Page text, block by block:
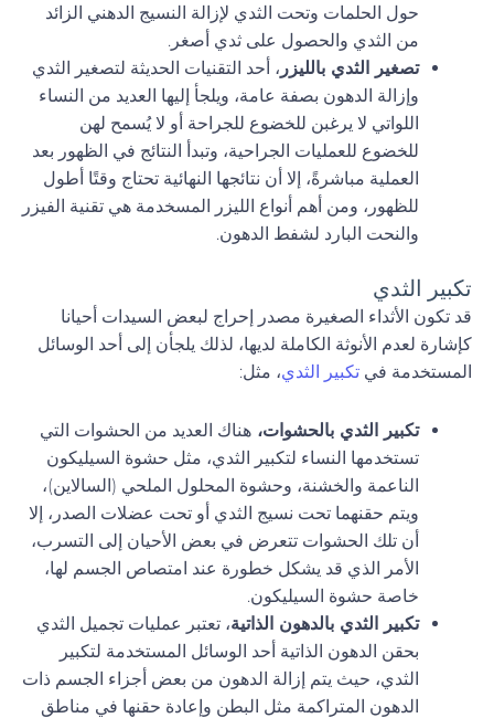
حول الحلمات وتحت الثدي لإزالة النسيج الدهني الزائد
من الثدي والحصول على ثدي أصغر.
تصغير الثدي بالليزر ، أحد التقنيات الحديثة لتصغير الثدي
وإزالة الدهون بصفة عامة، ويلجأ إليها العديد من النساء
اللواتي لا يرغبن للخضوع للجراحة أو لا يُسمح لهن
للخضوع للعمليات الجراحية، وتبدأ النتائج في الظهور بعد
العملية مباشرةً، إلا أن نتائجها النهائية تحتاج وقتًا أطول
للظهور، ومن أهم أنواع الليزر المسخدمة هي تقنية الفيزر
والنحت البارد لشفط الدهون.
تكبير الثدي
قد تكون الأثداء الصغيرة مصدر إحراج لبعض السيدات أحيانا
كإشارة لعدم الأنوثة الكاملة لديها، لذلك يلجأن إلى أحد الوسائل
المستخدمة في تكبير الثدي، مثل:
تكبير الثدي بالحشوات، هناك العديد من الحشوات التي
تستخدمها النساء لتكبير الثدي، مثل حشوة السيليكون
الناعمة والخشنة، وحشوة المحلول الملحي (السالاين)،
ويتم حقنهما تحت نسيج الثدي أو تحت عضلات الصدر، إلا
أن تلك الحشوات تتعرض في بعض الأحيان إلى التسرب،
الأمر الذي قد يشكل خطورة عند امتصاص الجسم لها،
خاصة حشوة السيليكون.
تكبير الثدي بالدهون الذاتية، تعتبر عمليات تجميل الثدي
بحقن الدهون الذاتية أحد الوسائل المستخدمة لتكبير
الثدي، حيث يتم إزالة الدهون من بعض أجزاء الجسم ذات
الدهون المتراكمة مثل البطن وإعادة حقنها في مناطق